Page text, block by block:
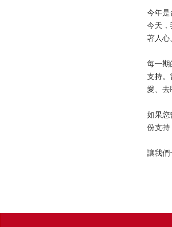
今年是
今天，
著人心
每一期
支持
愛、去
如果您
份支持
讓我們